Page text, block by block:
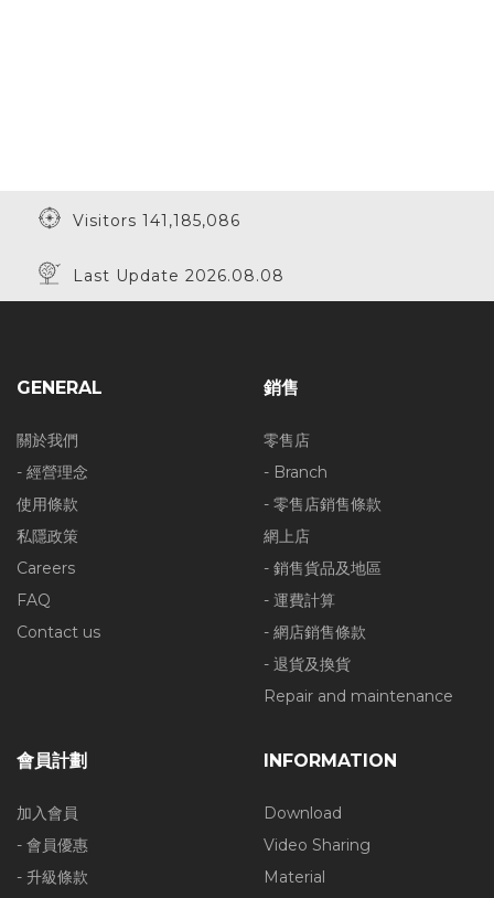
Visitors 141,185,086
Last Update 2026.08.08
GENERAL
關於我們
- 經營理念
使用條款
私隱政策
Careers
FAQ
Contact us
銷售
零售店
- Branch
- 零售店銷售條款
網上店
- 銷售貨品及地區
- 運費計算
- 網店銷售條款
- 退貨及換貨
Repair and maintenance
會員計劃
加入會員
- 會員優惠
- 升級條款
INFORMATION
Download
Video Sharing
Material